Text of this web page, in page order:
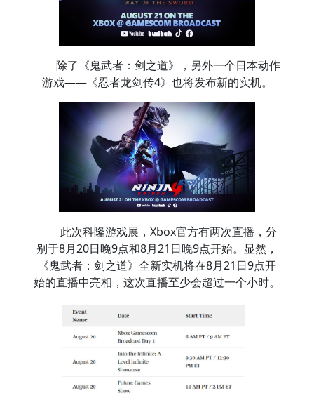
除了《鬼武者：剑之道》，另外一个日本动作
游戏——《忍者龙剑传4》也将发布新的实机。
此次科隆游戏展，Xbox官方有两次直播，分
别于8月20日晚9点和8月21日晚9点开始。显然，
《鬼武者：剑之道》全新实机将在8月21日9点开
始的直播中亮相，这次直播至少会超过一个小时。